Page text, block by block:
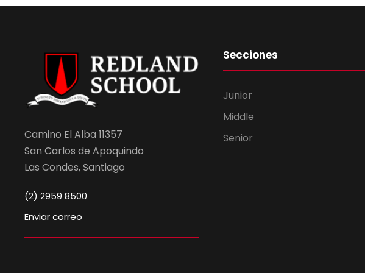
Camino El Alba 11357
San Carlos de Apoquindo
Las Condes, Santiago
(2) 2959 8500
Enviar correo
Secciones
Junior
Middle
Senior